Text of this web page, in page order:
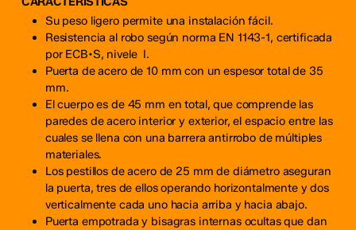
Su peso ligero permite una instalación fácil.
Resistencia al robo según norma EN 1143-1, certificada
por ECB•S, nivele I.
Puerta de acero de 10 mm con un espesor total de 35
mm.
El cuerpo es de 45 mm en total, que comprende las
paredes de acero interior y exterior, el espacio entre las
cuales se llena con una barrera antirrobo de múltiples
materiales.
Los pestillos de acero de 25 mm de diámetro aseguran
la puerta, tres de ellos operando horizontalmente y dos
verticalmente cada uno hacia arriba y hacia abajo.
Puerta empotrada y bisagras internas ocultas que dan